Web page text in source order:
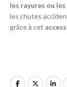
les rayures ou les
les chutes
grâce à cet